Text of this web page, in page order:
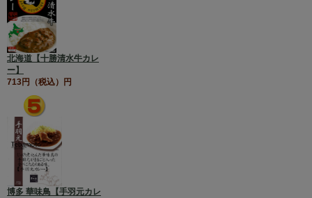
北海道【十勝清水牛カレ
ー】
713円（税込）円
博多 華味鳥【手羽元カレ